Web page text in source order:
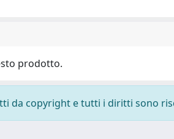
prodotto.
da copyright e tutti i diritti sono